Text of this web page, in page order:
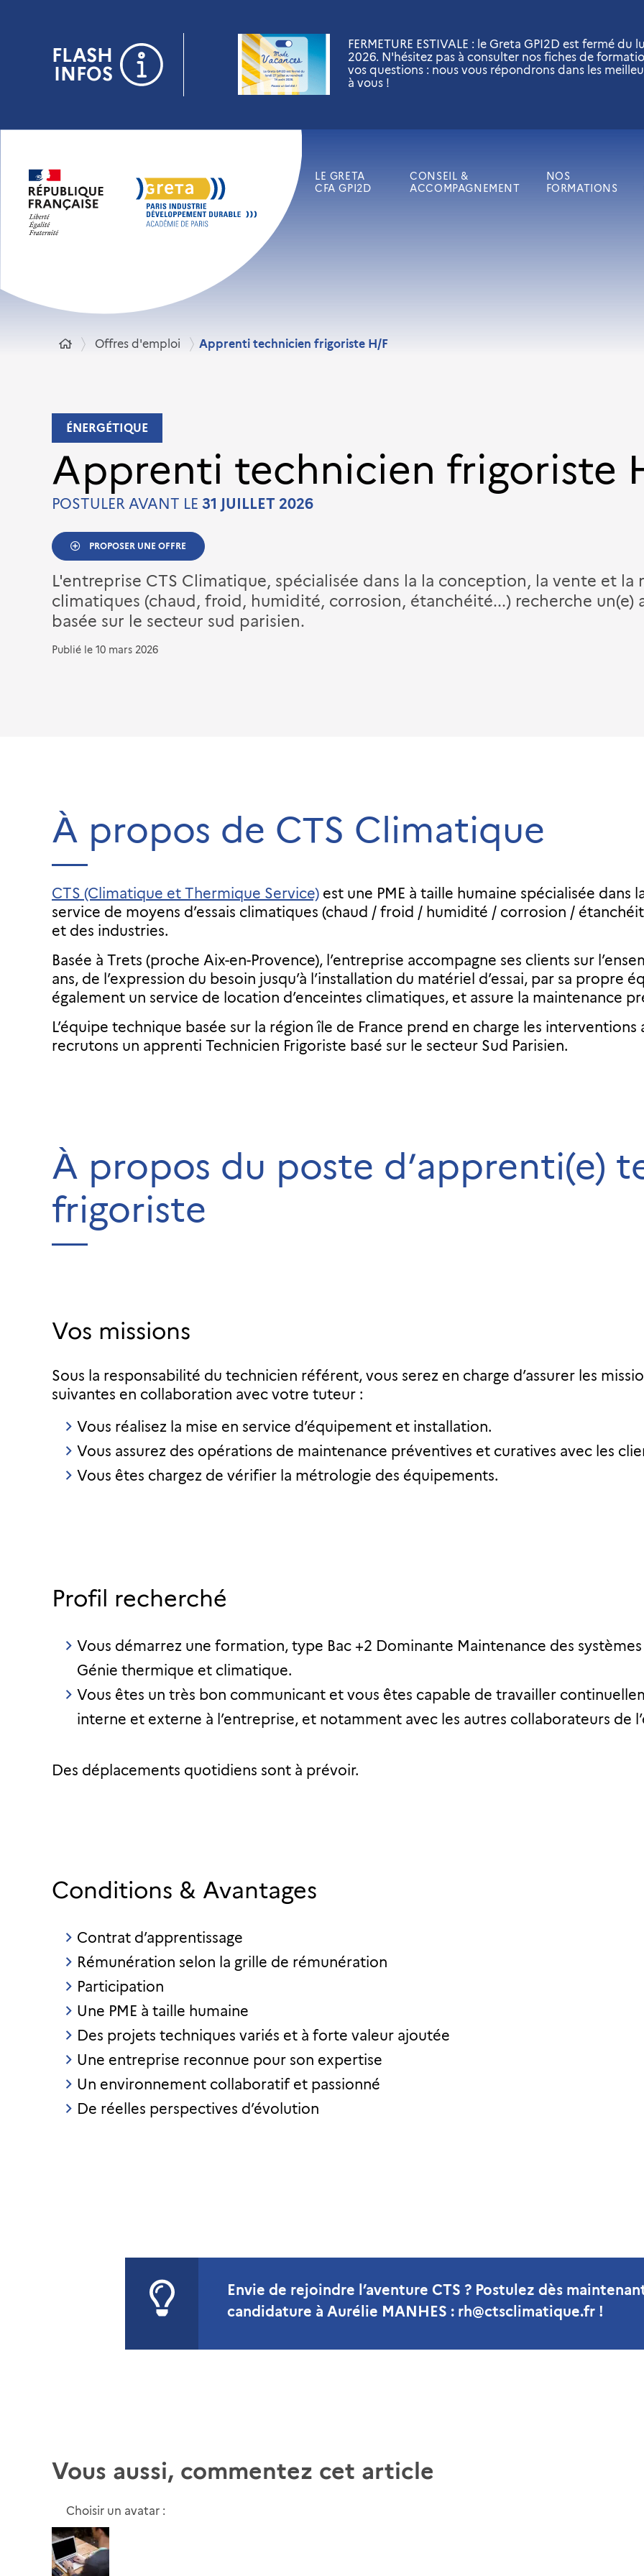
FLASH
INFOS
FERMETURE ESTIVALE : le Greta GPI2D est fermé
2026. N'hésitez pas à consulter nos fiches de
vos questions : nous vous répondrons dans les
à vous !
LE GRETA
CFA GPI2D
CONSEIL &
ACCOMPAGNEMENT
NOS
FORMATIONS
Offres d'emploi Apprenti technicien frigoriste H/F
ÉNERGÉTIQUE
Apprenti technicien frigoriste
POSTULER AVANT LE 31 JUILLET 2026
PROPOSER UNE OFFRE
L'entreprise CTS Climatique, spécialisée dans la la conception, la vente et la
climatiques (chaud, froid, humidité, corrosion, étanchéité...) recherche
basée sur le secteur sud parisien.
Publié le 10 mars 2026
À propos de CTS Climatique
CTS (Climatique et Thermique Service) est une PME à taille humaine spécialisée
service de moyens d’essais climatiques (chaud / froid / humidité / corrosion /
et des industries.
Basée à Trets (proche Aix-en-Provence), l’entreprise accompagne ses clients sur
ans, de l’expression du besoin jusqu’à l’installation du matériel d’essai, par sa propre
également un service de location d’enceintes climatiques, et assure la maintenance
L’équipe technique basée sur la région île de France prend en charge les
recrutons un apprenti Technicien Frigoriste basé sur le secteur Sud Parisien.
À propos du poste d’apprenti(e)
frigoriste
Vos missions
Sous la responsabilité du technicien référent, vous serez en charge d’assurer les
suivantes en collaboration avec votre tuteur :
Vous réalisez la mise en service d’équipement et installation.
Vous assurez des opérations de maintenance préventives et curatives avec les
Vous êtes chargez de vérifier la métrologie des équipements.
Profil recherché
Vous démarrez une formation, type Bac +2 Dominante Maintenance des
Génie thermique et climatique.
Vous êtes un très bon communicant et vous êtes capable de travailler
interne et externe à l’entreprise, et notamment avec les autres collaborateurs de
Des déplacements quotidiens sont à prévoir.
Conditions & Avantages
Contrat d’apprentissage
Rémunération selon la grille de rémunération
Participation
Une PME à taille humaine
Des projets techniques variés et à forte valeur ajoutée
Une entreprise reconnue pour son expertise
Un environnement collaboratif et passionné
De réelles perspectives d’évolution
Envie de rejoindre l’aventure CTS ? Postulez dès
candidature à Aurélie MANHES : rh@ctsclimatique.fr !
Vous aussi, commentez cet article
Choisir un avatar :